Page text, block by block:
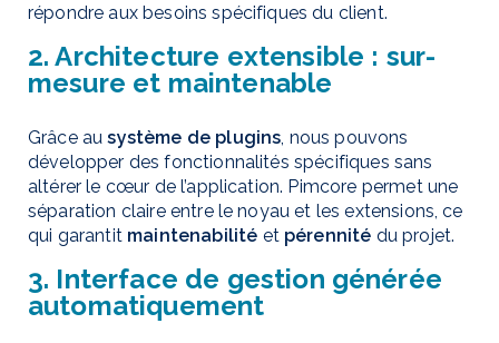
répondre aux besoins spécifiques du client.
2. Architecture extensible : sur-
mesure et maintenable
Grâce ausystème de plugins , nous pouvons
développer des fonctionnalités spécifiques sans
altérer le cœur de l’application. Pimcore permet une
séparation claire entre le noyau et les extensions, ce
qui garantit maintenabilité et pérennité du projet.
3. Interface de gestion générée
automatiquement